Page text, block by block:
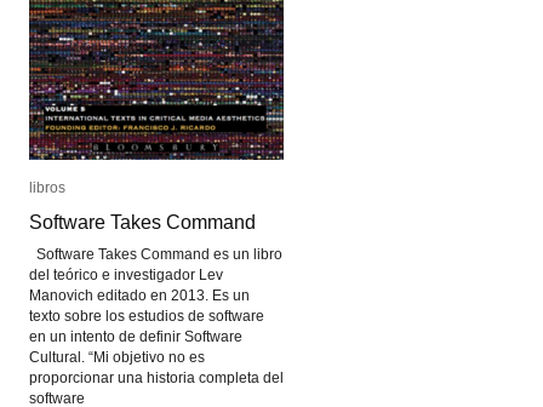
libros
Software Takes Command
Software Takes Command es un libro
del teórico e investigador Lev
Manovich editado en 2013. Es un
texto sobre los estudios de software
en un intento de definir Software
Cultural. “Mi objetivo no es
proporcionar una historia completa del
software
libros
Software Takes Command